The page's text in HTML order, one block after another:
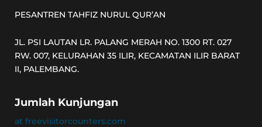
PESANTREN TAHFIZ NURUL QUR’AN
JL. PSI LAUTAN LR. PALANG MERAH NO. 1300 RT. 027
RW. 007, KELURAHAN 35 ILIR, KECAMATAN ILIR BARAT
II, PALEMBANG.
Jumlah Kunjungan
at freevisitorcounters.com